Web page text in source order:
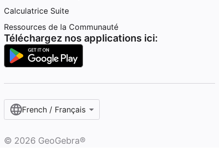
Calculatrice Suite
Ressources de la Communauté
Téléchargez nos applications ici:
French / Français‎
© 2026 GeoGebra®